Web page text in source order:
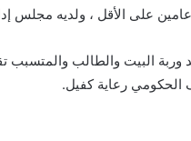
على الأقل ، ولديه مجلس
الحكومي رعاية كفيل.